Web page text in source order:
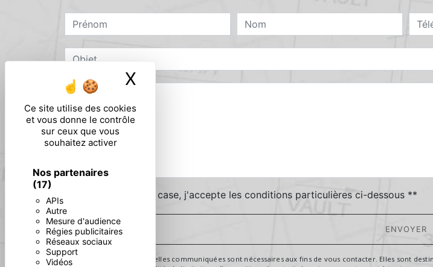
Ce site utilise des cookies
et vous donne le contrôle
sur ceux que vous
souhaitez activer
Nos partenaires
(17)
APIs
Autre
Mesure d'audience
Régies publicitaires
Réseaux sociaux
Support
Vidéos
X Masquer le bandeau des cookies
En cochant cette case, j'accepte les conditions particulières ci-dessous **
ENVOYER
** Les données personnelles communiquées sont nécessaires aux fins de vous contacter. Elles sont